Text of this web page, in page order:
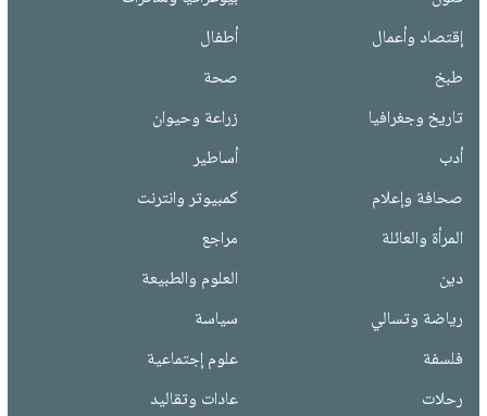
إقتصاد وأعمال
أطفال
طبخ
صحة
تاريخ وجغرافيا
زراعة وحيوان
أدب
أساطير
صحافة وإعلام
كمبيوتر وانترنت
المرأة والعائلة
مراجع
دين
العلوم والطبيعة
رياضة وتسالي
سياسة
فلسفة
علوم إجتماعية
رحلات
عادات وتقاليد